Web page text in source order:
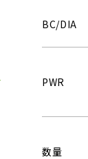
BC/DIA
PWR
数量